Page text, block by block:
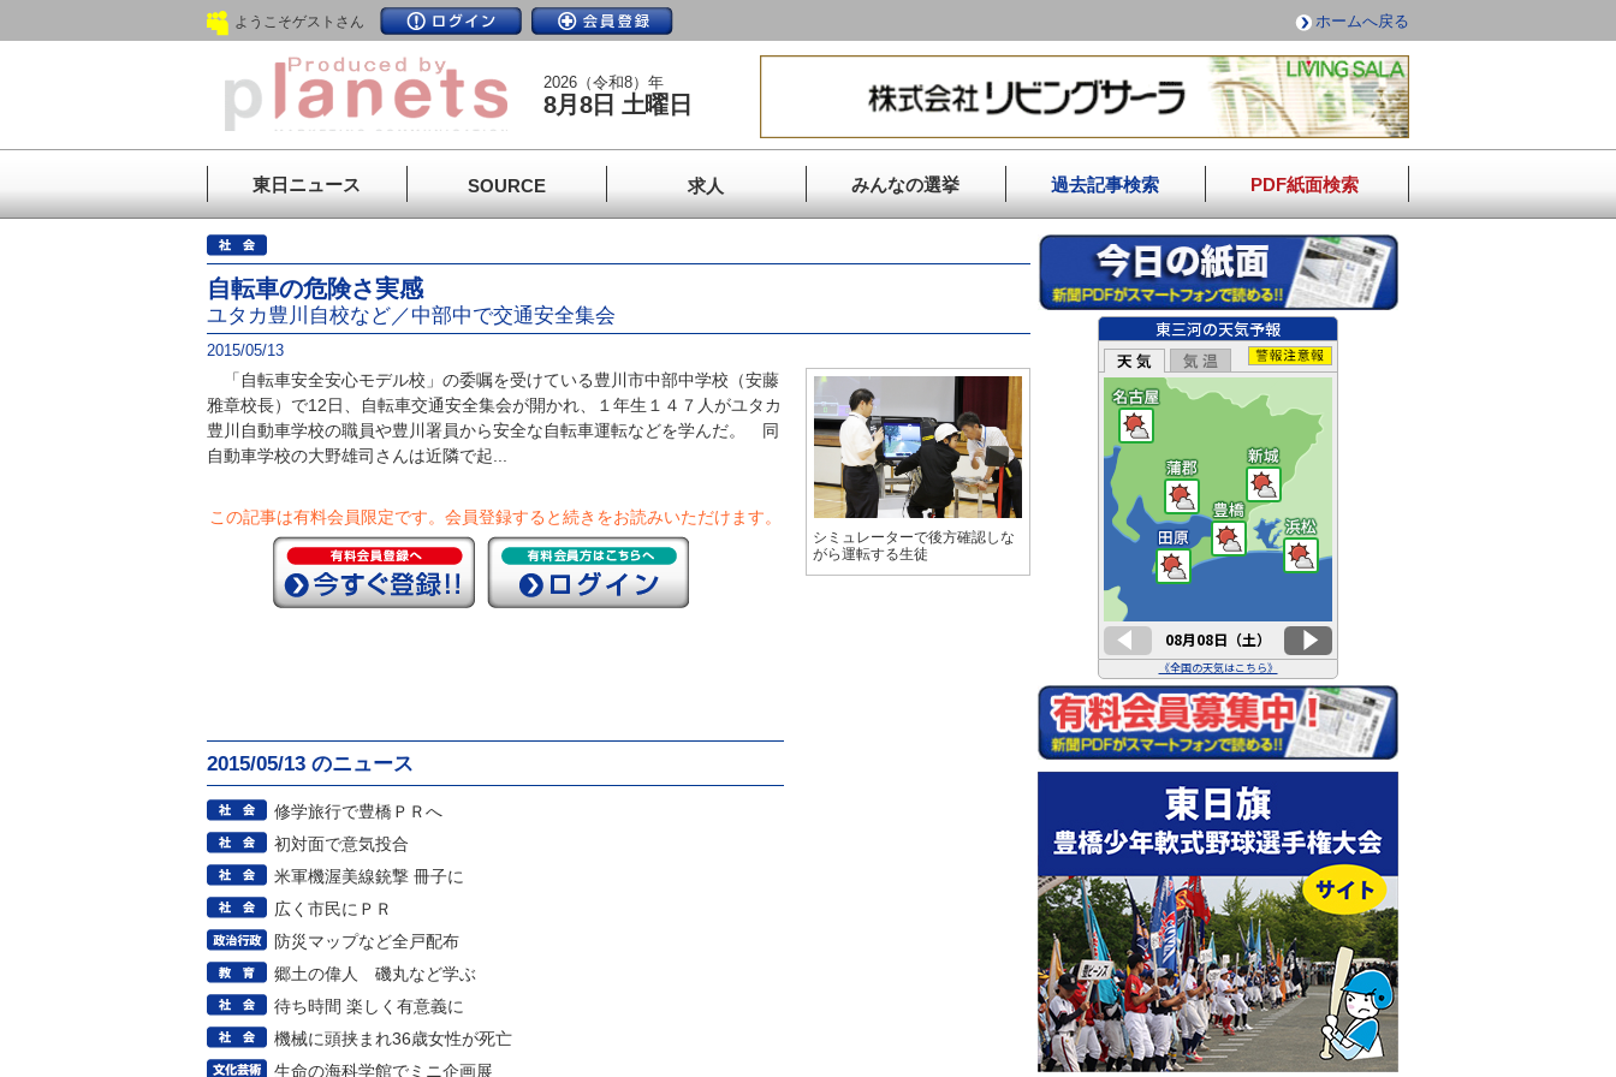
ようこそゲストさん ホームへ戻る
2026（令和8）年
8月8日 土曜日
東日ニュース SOURCE 求人 みんなの選挙 過去記事検索 PDF紙面検索
自転車の危険さ実感
ユタカ豊川自校など／中部中で交通安全集会
2015/05/13
「自転車安全安心モデル校」の委嘱を受けている豊川市中部中学校（安藤
雅章校長）で12日、自転車交通安全集会が開かれ、１年生１４７人がユタカ
豊川自動車学校の職員や豊川署員から安全な自転車運転などを学んだ。 同
自動車学校の大野雄司さんは近隣で起...
この記事は有料会員限定です。 会員登録すると続きをお読みいただけます。
2015/05/13 のニュース
修学旅行で豊橋ＰＲへ
初対面で意気投合
米軍機渥美線銃撃 冊子に
広く市民にＰＲ
防災マップなど全戸配布
郷土の偉人 磯丸など学ぶ
待ち時間 楽しく有意義に
機械に頭挟まれ36歳女性が死亡
生命の海科学館でミニ企画展
シミュレーターで後方確認しな
がら運転する生徒